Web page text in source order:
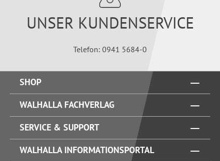
UNSER KUNDENSERVICE
Telefon: 0941 5684-0
SHOP
WALHALLA FACHVERLAG
SERVICE & SUPPORT
WALHALLA INFORMATIONSPORTAL